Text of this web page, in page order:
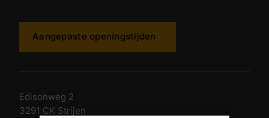
Aangepaste openingstijden
Edisonweg 2
3291 CK Strijen